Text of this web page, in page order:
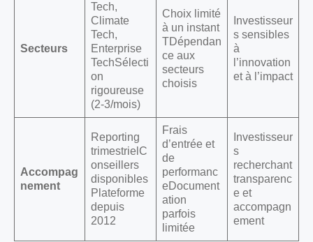
Secteurs
Tech,
Climate
Tech,
Enterprise
TechSélecti
on
rigoureuse
(2-3/mois)
Choix limité
à un instant
TDépendan
ce aux
secteurs
choisis
Investisseur
s sensibles
à
l’innovation
et à l’impact
Accompag
nement
Reporting
trimestrielC
onseillers
disponibles
Plateforme
depuis
2012
Frais
d’entrée et
de
performanc
eDocument
ation
parfois
limitée
Investisseur
s
recherchant
transparenc
e et
accompagn
ement